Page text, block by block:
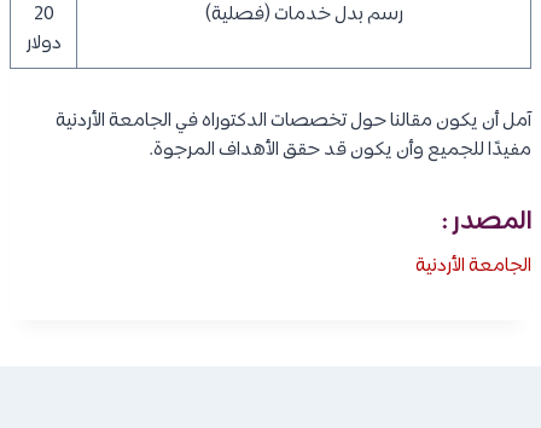
رسم بدل خدمات (فصلية)
20
دولار
آمل أن يكون مقالنا حول تخصصات الدكتوراه في الجامعة الأردنية
مفيدًا للجميع وأن يكون قد حقق الأهداف المرجوة.
المصدر :
الجامعة الأردنية